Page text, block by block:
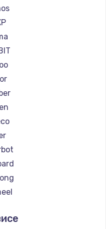
Minimotors
Bork
Segway
KIRIN